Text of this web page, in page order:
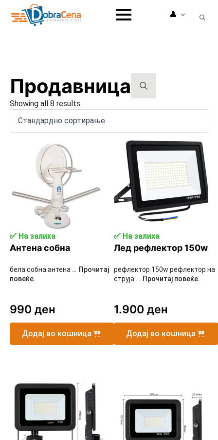
👤
Продавница
Showing all 8 results
✅ На залиха
Антена собна
бела собна антена ...
Прочитај
повеќе.
990 ден
Додај во кошница
✅ На залиха
Лед рефлектор 150w
рефлектор 150w рефлектор на
струја ...
Прочитај повеќе.
1.900 ден
Додај во кошница